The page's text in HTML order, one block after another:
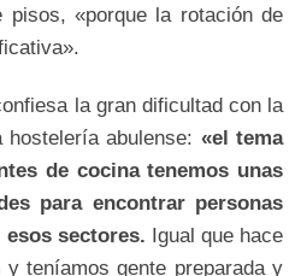
pisos, «porque la rotación de
la gran dificultad con la
abulense: «el tema
de cocina tenemos unas
para encontrar personas
sectores. Igual que hace
teníamos gente preparada y